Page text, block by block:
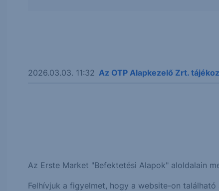
2026.03.03. 11:32 Az OTP Alapkezelő Zrt.
Az Erste Market "Befektetési Alapok" aloldalain
Felhívjuk a figyelmet, hogy a website-on